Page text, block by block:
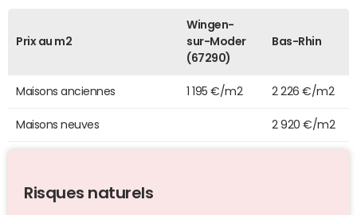
Prix au m2
Wingen-
sur-Moder
(67290)
Bas-Rhin
Maisons anciennes 1 195 €/m2 2 226 €/m2
Maisons neuves 2 920 €/m2
Risques naturels